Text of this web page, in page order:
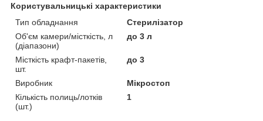
Користувальницькі характеристики
Тип обладнання
Стерилізатор
Об'єм камери/місткість, л
(діапазони)
до 3 л
Місткість крафт-пакетів,
шт.
до 3
Виробник
Мікростоп
Кількість полиць/лотків
(шт.)
1